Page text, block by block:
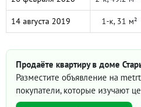
14 августа 2019 1-к, 31 м²
Продаёте квартиру в доме
Разместите объявление на
покупатели, которые изучают